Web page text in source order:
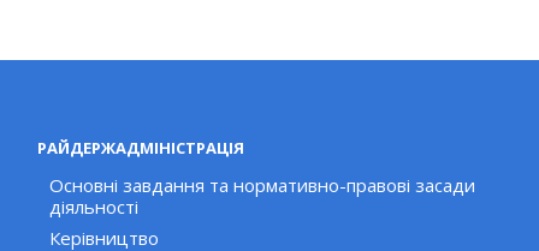
РАЙДЕРЖАДМІНІСТРАЦІЯ
Основні завдання та нормативно-правові засади
діяльності
Керівництво